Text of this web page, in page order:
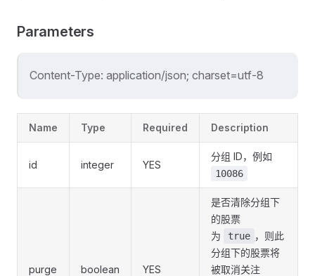
Parameters
Content-Type: application/json; charset=utf-8
Name Type Required Description
id integer YES
分组 ID，例如
10086
purge boolean YES
是否清除分组下
的股票
为
true ，则此
分组下的股票将
被取消关注